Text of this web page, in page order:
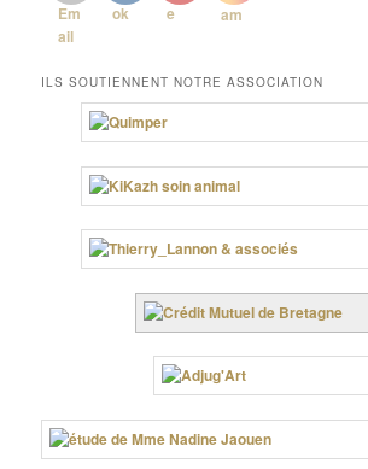
ILS SOUTIENNENT NOTRE ASSOCIATION